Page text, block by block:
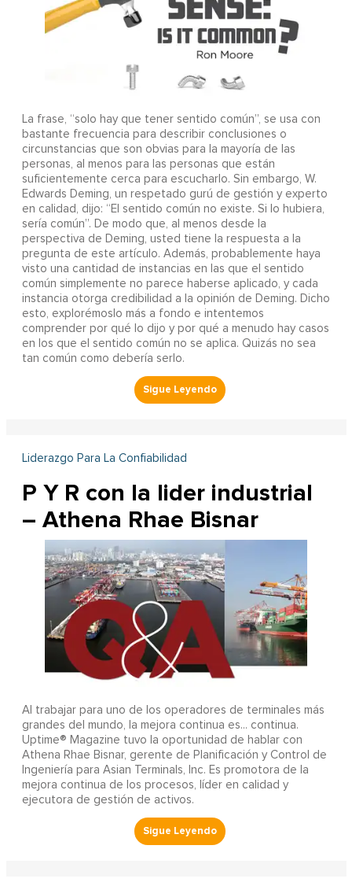
La frase, “solo hay que tener sentido común”, se usa con
bastante frecuencia para describir conclusiones o
circunstancias que son obvias para la mayoría de las
personas, al menos para las personas que están
suficientemente cerca para escucharlo. Sin embargo, W.
Edwards Deming, un respetado gurú de gestión y experto
en calidad, dijo: “El sentido común no existe. Si lo hubiera,
sería común”. De modo que, al menos desde la
perspectiva de Deming, usted tiene la respuesta a la
pregunta de este artículo. Además, probablemente haya
visto una cantidad de instancias en las que el sentido
común simplemente no parece haberse aplicado, y cada
instancia otorga credibilidad a la opinión de Deming. Dicho
esto, explorémoslo más a fondo e intentemos
comprender por qué lo dijo y por qué a menudo hay casos
en los que el sentido común no se aplica. Quizás no sea
tan común como debería serlo.
Liderazgo Para La Confiabilidad
P Y R con la lider industrial
– Athena Rhae Bisnar
Al trabajar para uno de los operadores de terminales más
grandes del mundo, la mejora continua es... continua.
Uptime® Magazine tuvo la oportunidad de hablar con
Athena Rhae Bisnar, gerente de Planificación y Control de
Ingeniería para Asian Terminals, Inc. Es promotora de la
mejora continua de los procesos, líder en calidad y
ejecutora de gestión de activos.